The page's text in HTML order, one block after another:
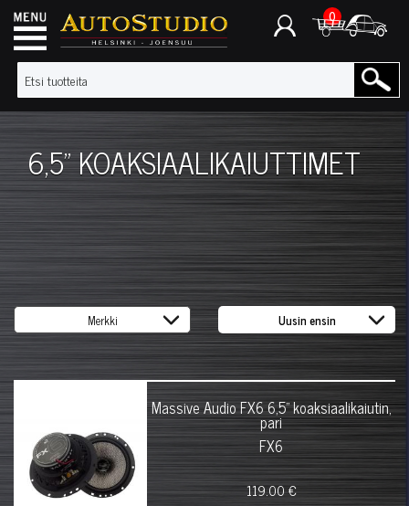
0
6,5" KOAKSIAALIKAIUTTIMET
Massive Audio FX6 6,5" koaksiaalikaiutin,
pari
FX6
119.00 €